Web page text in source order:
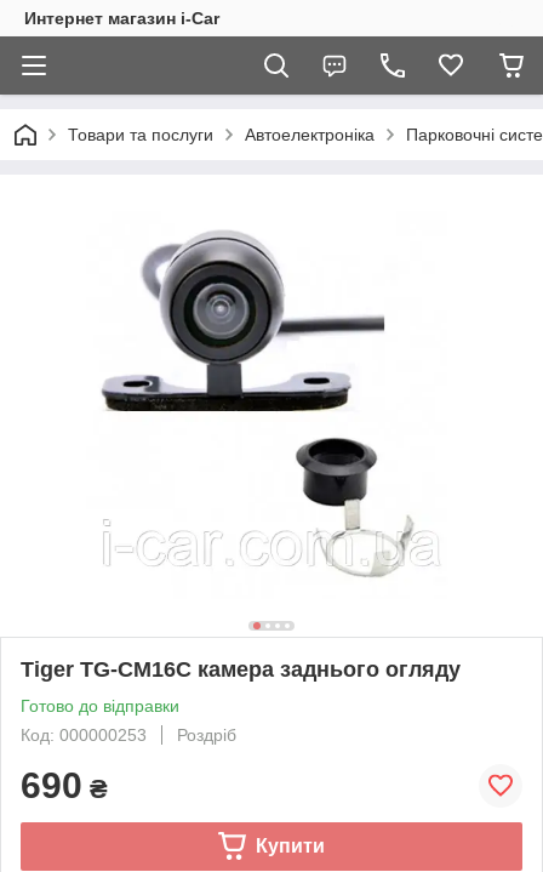
Интернет магазин i-Car
Товари та послуги Автоелектроніка Парковочні
Tiger TG-CM16C камера заднього огляду
Готово до відправки
Код: 000000253
Роздріб
690 ₴
Купити